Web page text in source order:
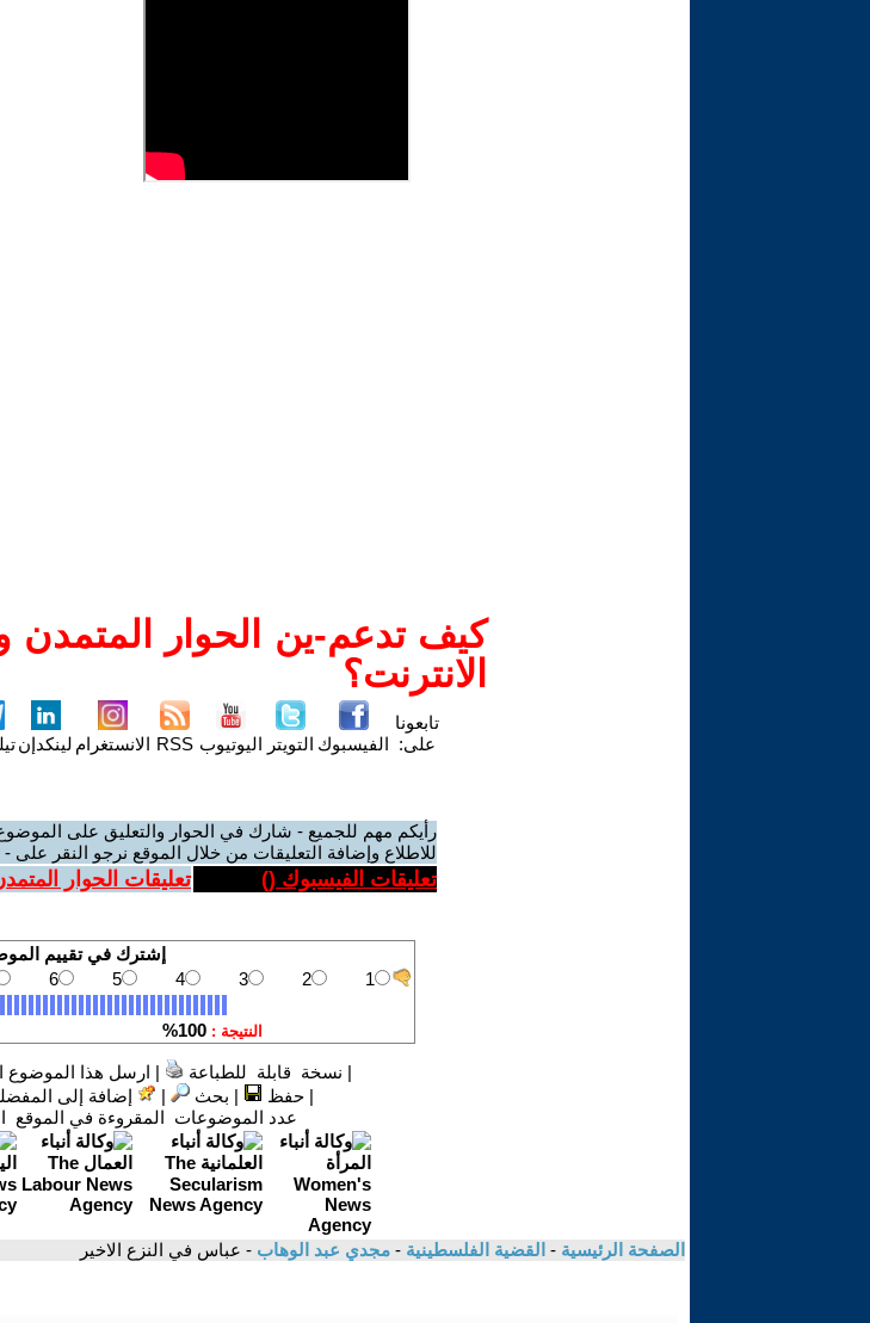
كيف تدعم-ين الحوار المتمدن
الانترنت؟
تابعونا
على: الفيسبوك التويتر اليوتيوب RSS الانستغرام لينكدإن
رأيكم مهم للجميع - شارك في الحوار والتعليق على
للاطلاع وإضافة التعليقات من خلال الموقع نرجو النقر على
تعليقات الفيسبوك () تعليقات الحوار
| نسخة قابلة للطباعة | ارسل هذا
|حفظ | بحث | إضافة إلى
عدد الموضوعات المقروءة في الموقع
الصفحة الرئيسية - القضية الفلسطينية - مجدي عبد الوهاب - عباس في النزع الاخير